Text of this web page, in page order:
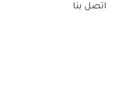
اتصل بنا